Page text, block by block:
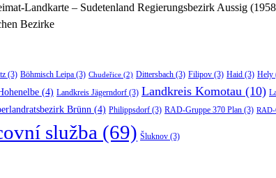
Landkarte – Sudetenland Regierungsbezirk Aussig
Bezirke
(3) Böhmisch Leipa (3) Chudeřice (2) Dittersbach (3) Filipov (3) Haid (3) Hely
(4) Landkreis Jägerndorf (3) Landkreis Komotau (10)
Brünn (4) Philippsdorf (3) RAD-Gruppe 370 Plan (3)
služba (69) Šluknov (3)